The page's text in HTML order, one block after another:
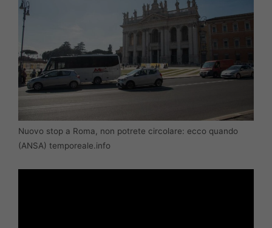
Nuovo stop a Roma, non potrete circolare: ecco quando
(ANSA) temporeale.info